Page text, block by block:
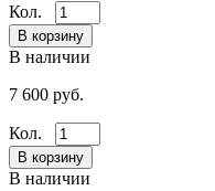
Кол.
В наличии
7 600 руб.
Кол.
В наличии